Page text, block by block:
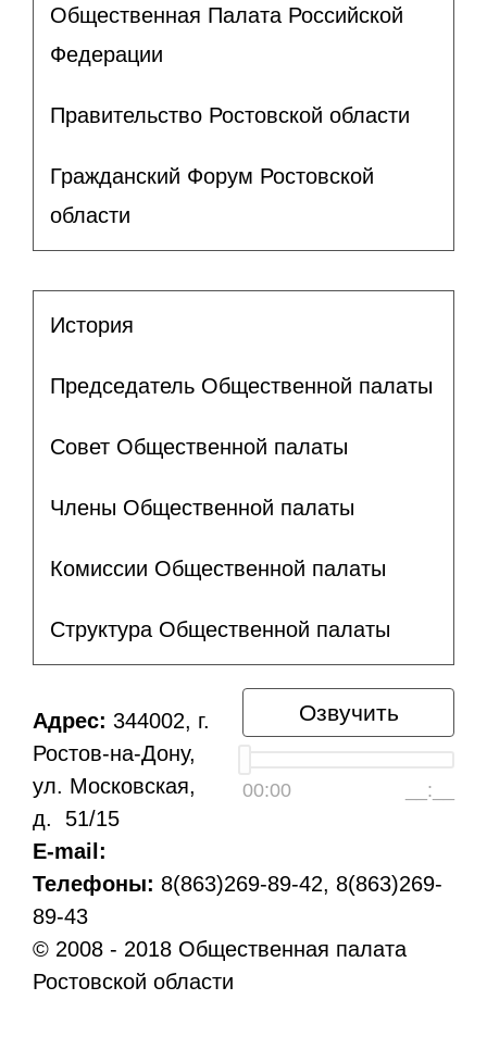
Общественная Палата Российской
Федерации
Правительство Ростовской области
Гражданский Форум Ростовской
области
История
Председатель Общественной палаты
Совет Общественной палаты
Члены Общественной палаты
Комиссии Общественной палаты
Структура Общественной палаты
Озвучить
00:00 __:__
Адрес: 344002, г.
Ростов-на-Дону,
ул. Московская,
д. 51/15
E-mail:
Телефоны: 8(863)269-89-42, 8(863)269-
89-43
© 2008 - 2018 Общественная палата
Ростовской области